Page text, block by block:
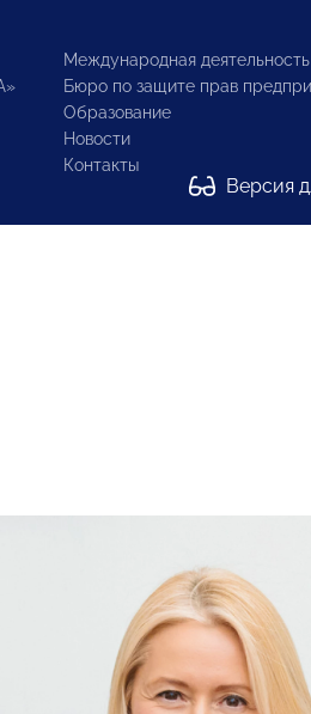
Международная деятельность
Бюро по защите прав
Образование
Новости
Контакты
Версия